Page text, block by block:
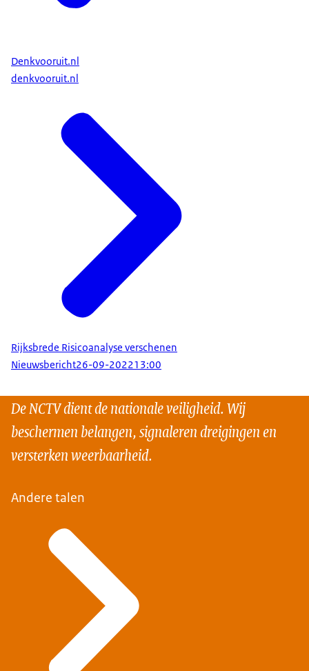
verantwoordelijkheid voor nationale veiligheid.
niet. Wel kunnen we de kans op een dreiging
verkleinen, en de mogelijke impact ervan
De inzet van iedereen is nodig. Van de overheid,
maar juist ook van burgers, bedrijven en
maatschappelijke organisaties. Samen zijn we
verantwoordelijk voor onze veiligheid. En alleen
zo verhogen we onze weerbaarheid.
Met deze strategie zorgen we voor een weerbaar
en veerkrachtig Koninkrijk. Want onze veiligheid
verdient de sterkste vorm van bescherming.
Kijk op www.rijksoverheid.nl/veiligheidsstrategie
om meer te lezen (in beeld)
Denkvooruit.nl
denkvooruit.nl
Rijksbrede Risicoanalyse verschenen
Nieuwsbericht26-09-202213:00
De NCTV dient de nationale veiligheid. Wij
beschermen belangen, signaleren dreigingen en
versterken weerbaarheid.
Andere talen